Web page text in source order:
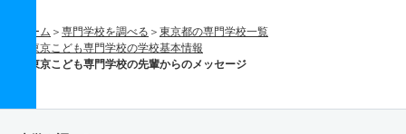
ホーム 専門学校を調べる
東京都の専門学校一覧
東京こども専門学校の学校基本情報
東京こども専門学校の先輩からのメッセージ